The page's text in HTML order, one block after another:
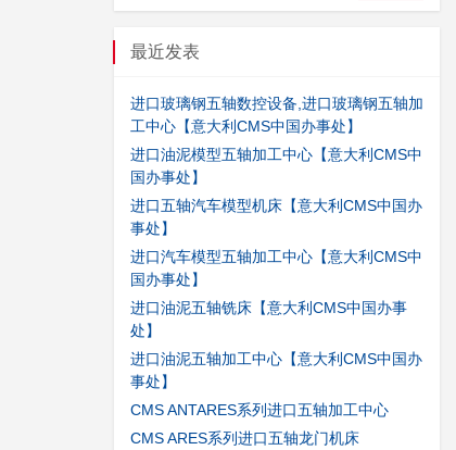
最近发表
进口玻璃钢五轴数控设备,进口玻璃钢五轴加
工中心【意大利CMS中国办事处】
进口油泥模型五轴加工中心【意大利CMS中
国办事处】
进口五轴汽车模型机床【意大利CMS中国办
事处】
进口汽车模型五轴加工中心【意大利CMS中
国办事处】
进口油泥五轴铣床【意大利CMS中国办事
处】
进口油泥五轴加工中心【意大利CMS中国办
事处】
CMS ANTARES系列进口五轴加工中心
CMS ARES系列进口五轴龙门机床